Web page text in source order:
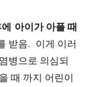
아이가 아플 때
받음. 이게 이러
병으로 의심되
때 까지 어린이